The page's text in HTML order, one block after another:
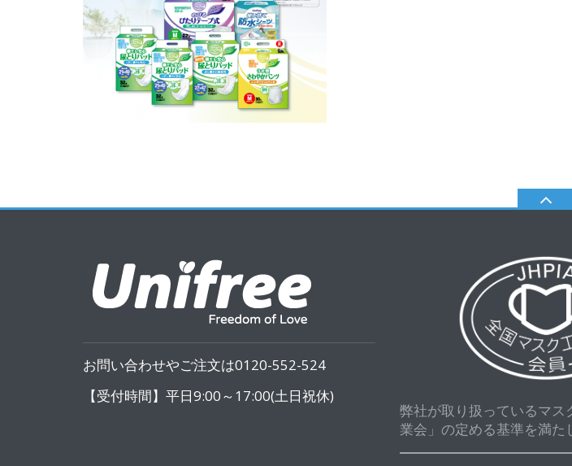
お問い合わせやご注文は0120-552-524
【受付時間】平日9:00～17:00(土日祝休)
弊社が取り扱っているマス
業会」の定める基準を満た